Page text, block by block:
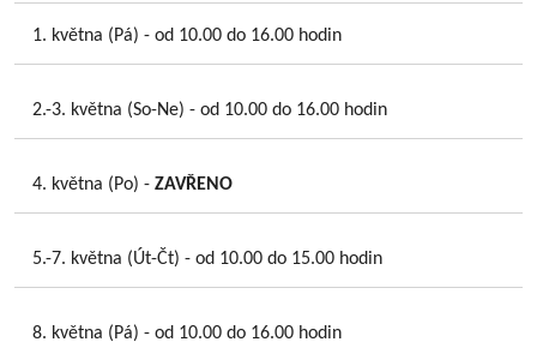
1. května (Pá) - od 10.00 do 16.00 hodin
2.-3. května (So-Ne) - od 10.00 do 16.00 hodin
4. května (Po) - ZAVŘENO
5.-7. května (Út-Čt) - od 10.00 do 15.00 hodin
8. května (Pá) - od 10.00 do 16.00 hodin